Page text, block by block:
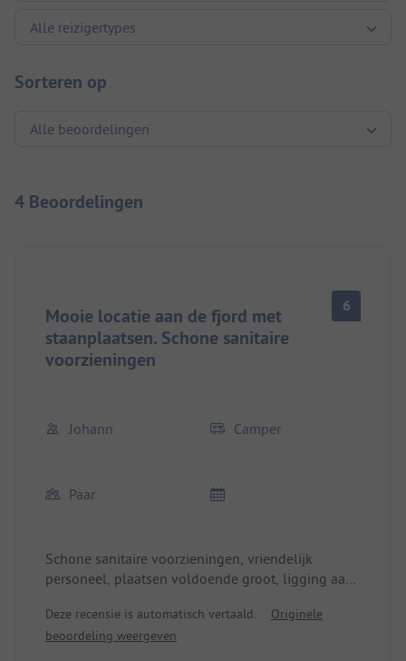
Sorteren op
4 Beoordelingen
Mooie locatie aan de fjord met
staanplaatsen. Schone sanitaire
voorzieningen
6
Johann Camper
Paar
Schone sanitaire voorzieningen, vriendelijk
personeel, plaatsen voldoende groot, ligging aan
wandelingen en excursies in de omgeving. Als de
camping vol is, waarschijnlijk te weinig douches
Deze recensie is automatisch vertaald.
Originele
beoordeling weergeven